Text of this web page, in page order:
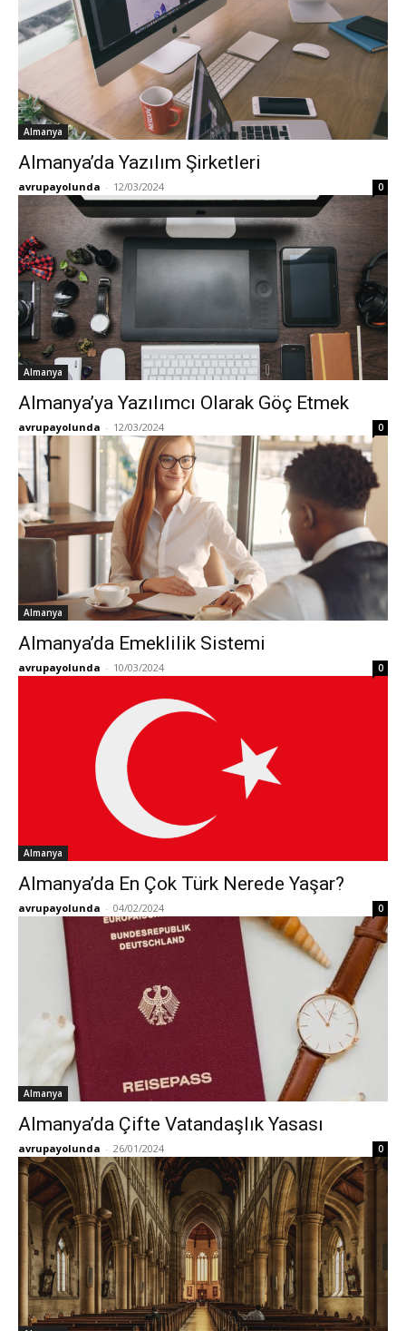
Almanya
Almanya’da Yazılım Şirketleri
avrupayolunda - 12/03/2024 0
Almanya
Almanya’ya Yazılımcı Olarak Göç Etmek
avrupayolunda - 12/03/2024 0
Almanya
Almanya’da Emeklilik Sistemi
avrupayolunda - 10/03/2024 0
Almanya
Almanya’da En Çok Türk Nerede Yaşar?
avrupayolunda - 04/02/2024 0
Almanya
Almanya’da Çifte Vatandaşlık Yasası
avrupayolunda - 26/01/2024 0